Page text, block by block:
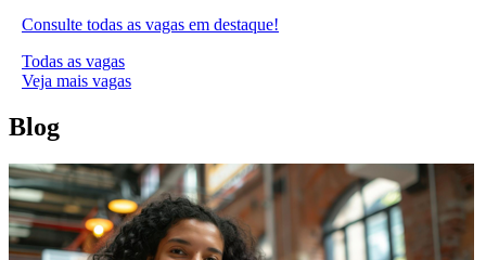
Consulte todas as vagas em destaque!
Todas as vagas
Veja mais vagas
Blog